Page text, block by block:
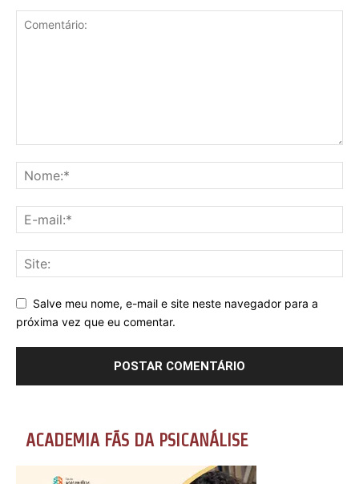
Salve meu nome, e-mail e site neste navegador para a
próxima vez que eu comentar.
ACADEMIA FÃS DA PSICANÁLISE